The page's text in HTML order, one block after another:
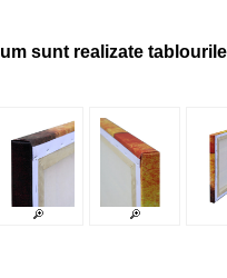
um sunt realizate